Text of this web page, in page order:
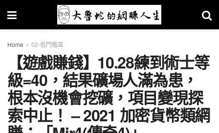
Home 02-低門檻區
【遊戲賺錢】10.28練到術士等
級=40，結果礦場人滿為患，
根本沒機會挖礦，項目變現探
索中止！ – 2021 加密貨幣類網